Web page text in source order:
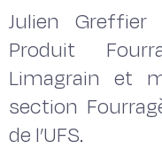
Julien
Produit
Limagrain et
section
de l’UFS.